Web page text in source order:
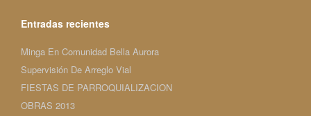
Entradas recientes
Minga En Comunidad Bella Aurora
Supervisión De Arreglo Vial
FIESTAS DE PARROQUIALIZACION
OBRAS 2013